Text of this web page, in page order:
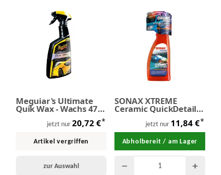
Meguiar's Ultimate
Quik Wax - Wachs 473
ml
jetzt nur 20,72 €*
Artikel vergriffen
zur Auswahl
SONAX XTREME
Ceramic QuickDetailer
jetzt nur 11,84 €*
Abholbereit / am Lager